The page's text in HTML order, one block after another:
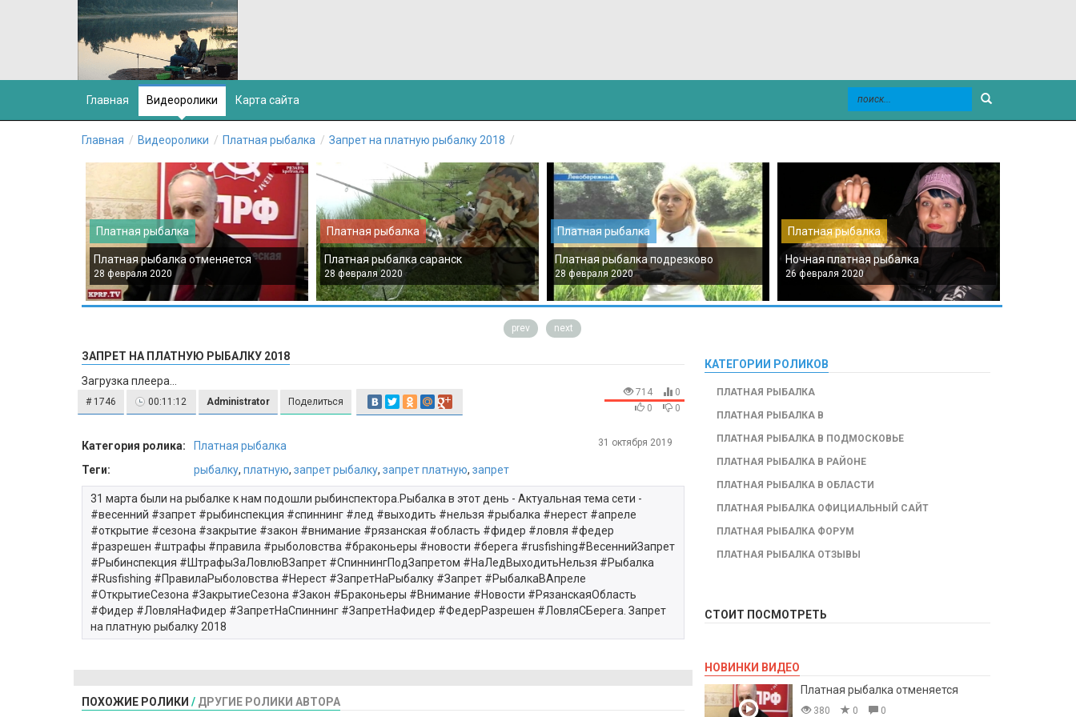
Главная Видеоролики Карта сайта
Главная Видеоролики Платная рыбалка Запрет на платную рыбалку 2018
Платная рыбалка
Платная рыбалка отменяется
28 февраля 2020
Платная рыбалка
Платная рыбалка саранск
28 февраля 2020
Платная рыбалка
Платная рыбалка подрезково
28 февраля 2020
Платная рыбалка
Ночная платная рыбалка
26 февраля 2020
prev next
ЗАПРЕТ НА ПЛАТНУЮ РЫБАЛКУ 2018
Загрузка плеера...
# 1746 00:11:12 Administrator Поделиться
714
0
0
0
Категория ролика:
Платная рыбалка
Теги:
рыбалку, платную, запрет рыбалку, запрет платную, запрет
31 марта были на рыбалке к нам подошли рыбинспектора.Рыбалка в этот день - Актуальная тема сети -
#весенний #запрет #рыбинспекция #спиннинг #лед #выходить #нельзя #рыбалка #нерест #апреле
#открытие #сезона #закрытие #закон #внимание #рязанская #область #фидер #ловля #федер
#разрешен #штрафы #правила #рыболовства #браконьеры #новости #берега #rusfishing#ВесеннийЗапрет
#Рыбинспекция #ШтрафыЗаЛовлюВЗапрет #СпиннингПодЗапретом #НаЛедВыходитьНельзя #Рыбалка
#Rusfishing #ПравилаРыболовства #Нерест #ЗапретНаРыбалку #Запрет #РыбалкаВАпреле
#ОткрытиеСезона #ЗакрытиеСезона #Закон #Браконьеры #Внимание #Новости #РязанскаяОбласть
#Фидер #ЛовляНаФидер #ЗапретНаСпиннинг #ЗапретНаФидер #ФедерРазрешен #ЛовляСБерега. Запрет
на платную рыбалку 2018
31 октября 2019
ПОХОЖИЕ РОЛИКИ / ДРУГИЕ РОЛИКИ АВТОРА
КАТЕГОРИИ РОЛИКОВ
ПЛАТНАЯ РЫБАЛКА
ПЛАТНАЯ РЫБАЛКА В
ПЛАТНАЯ РЫБАЛКА В ПОДМОСКОВЬЕ
ПЛАТНАЯ РЫБАЛКА В РАЙОНЕ
ПЛАТНАЯ РЫБАЛКА В ОБЛАСТИ
ПЛАТНАЯ РЫБАЛКА ОФИЦИАЛЬНЫЙ САЙТ
ПЛАТНАЯ РЫБАЛКА ФОРУМ
ПЛАТНАЯ РЫБАЛКА ОТЗЫВЫ
СТОИТ ПОСМОТРЕТЬ
НОВИНКИ ВИДЕО
Платная рыбалка отменяется
380 0 0